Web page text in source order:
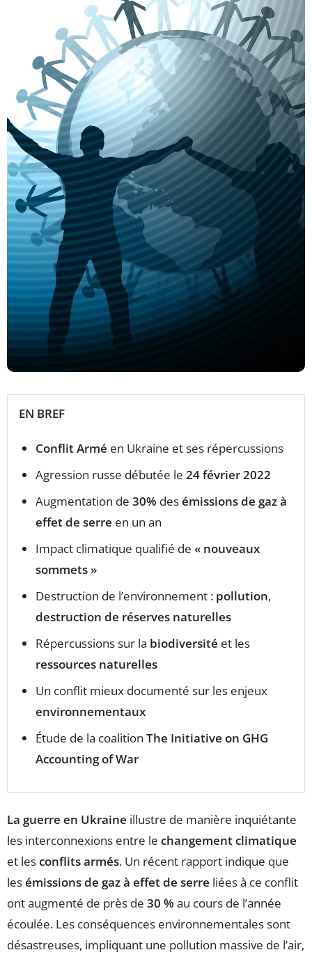
EN BREF
Conflit Armé en Ukraine et ses répercussions
Agression russe débutée le 24 février 2022
Augmentation de 30% desémissions de gaz à
effet de serre en un an
Impact climatique qualifié de « nouveaux
sommets »
Destruction de l’environnement : pollution,
destruction de réserves naturelles
Répercussions sur la biodiversité et les
ressources naturelles
Un conflit mieux documenté sur les enjeux
environnementaux
Étude de la coalition The Initiative on GHG
Accounting of War
La guerre en Ukraine illustre de manière inquiétante
les interconnexions entre le changement climatique
et lesconflits armés. Un récent rapport indique que
lesémissions de gaz à effet de serre liées à ce conflit
ont augmenté de près de 30 % au cours de l’année
écoulée. Les conséquences environnementales sont
désastreuses, impliquant une pollution massive de l’air,